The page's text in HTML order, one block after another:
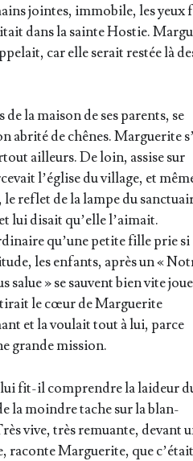
jointes, immo­bile, les yeux
dans la sainte Hos­tie.
car elle serait res­tée là
la mai­son de ses parents, se
abri­té de chênes. Mar­gue­rite
ailleurs. De loin, assise sur
l’é­glise du vil­lage, et
reflet de la lampe du
lui disait qu’elle l’ai­mait.
qu’une petite fille prie si
les enfants, après un «
salue » se sauvent bien vite
le cœur de Mar­gue­rite
et la vou­lait tout à lui, parce
grande mission.
fit-il com­prendre la lai­deur
la moindre tache sur la blan­
vive, très remuante, devant
raconte Mar­gue­rite, que